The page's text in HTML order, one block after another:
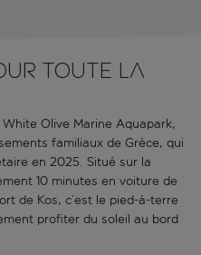
toute la
Olive Marine Aquapark,
familiaux de Grèce, qui
en 2025. Situé sur la
10 minutes en voiture de
de Kos, c’est le pied-à-terre
profiter du soleil au bord